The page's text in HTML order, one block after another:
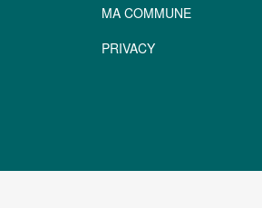
MA COMMUNE
PRIVACY